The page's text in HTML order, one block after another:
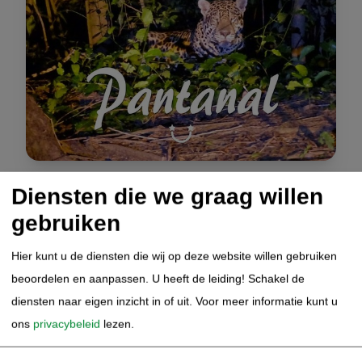
Zuidelijke Pantanal - Pousada Santa Clara
Gevarieerde natuuractiviteiten met ervaren lokale gidsen
Uitstekende wildlife-observatie in waterrijk gebied
Informele lodge met ontspannen sfeer
Dagelijks drie maaltijden in buffetvorm
Diensten die we graag willen
gebruiken
Hier kunt u de diensten die wij op deze website willen gebruiken
beoordelen en aanpassen. U heeft de leiding! Schakel de
diensten naar eigen inzicht in of uit. Voor meer informatie kunt u
ons privacybeleid lezen.